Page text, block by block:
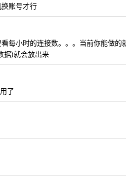
账号才行
每小时的连接数。。。当前你能做
据)就会放出来
了